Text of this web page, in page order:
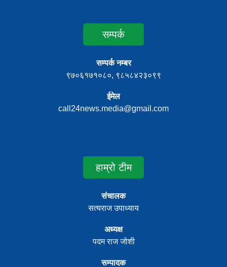
सम्पर्क
सम्पर्क नम्बर
९७०६१७१०८०, ९८५८४२३०९९
ईमेल
call24news.media@gmail.com
हाम्रो टीम
संचालक
सत्यराज उपाध्याय
अध्यक्ष
पदम राज जोशी
सम्पादक